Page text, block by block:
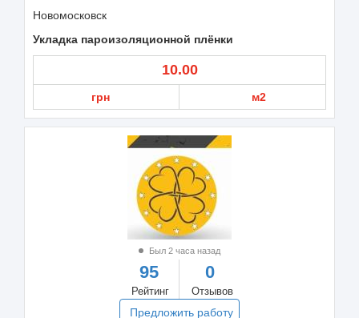
Новомосковск
Укладка пароизоляционной плёнки
10.00
грн м2
Был 2 часа назад
95
Рейтинг
0
Отзывов
Предложить работу